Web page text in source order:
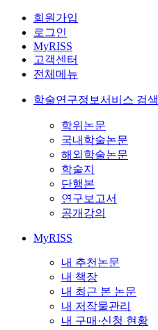
회원가입
로그인
MyRISS
고객센터
전체메뉴
학술연구정보서비스 검색
학위논문
국내학술논문
해외학술논문
학술지
단행본
연구보고서
공개강의
MyRISS
내 추천논문
내 책장
내 최근 본 논문
내 저작물관리
내 구매·신청 현황